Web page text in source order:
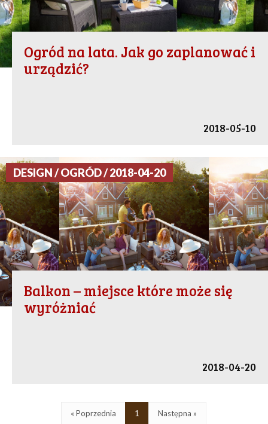
Ogród na lata. Jak go zaplanować i
urządzić?
2018-05-10
DESIGN / OGRÓD / 2018-04-20
Balkon – miejsce które może się
wyróżniać
2018-04-20
« Poprzednia 1 Następna »